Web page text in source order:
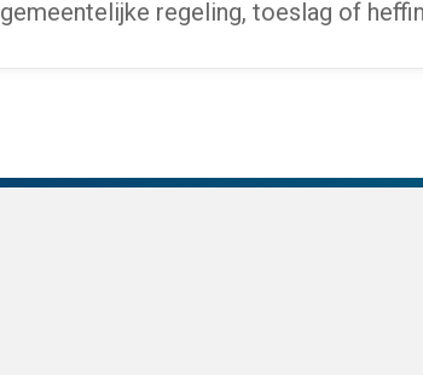
gemeentelijke regeling, toeslag of